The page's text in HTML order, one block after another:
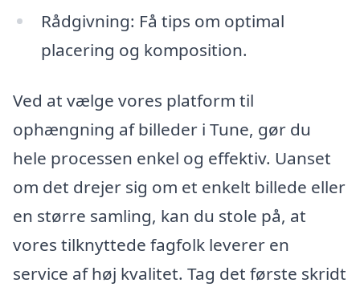
Rådgivning: Få tips om optimal
placering og komposition.
Ved at vælge vores platform til
ophængning af billeder i Tune, gør du
hele processen enkel og effektiv. Uanset
om det drejer sig om et enkelt billede eller
en større samling, kan du stole på, at
vores tilknyttede fagfolk leverer en
service af høj kvalitet. Tag det første skridt